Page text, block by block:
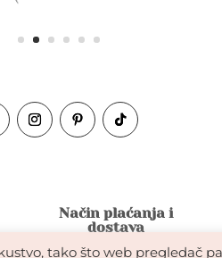
Način plaćanja i
dostava
tako što web pregledač